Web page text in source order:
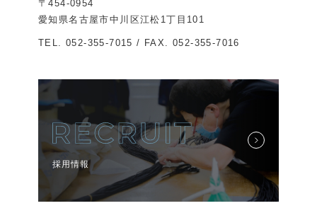
〒454-0954
愛知県名古屋市中川区江松1丁目101
TEL. 052-355-7015 / FAX. 052-355-7016
採用情報